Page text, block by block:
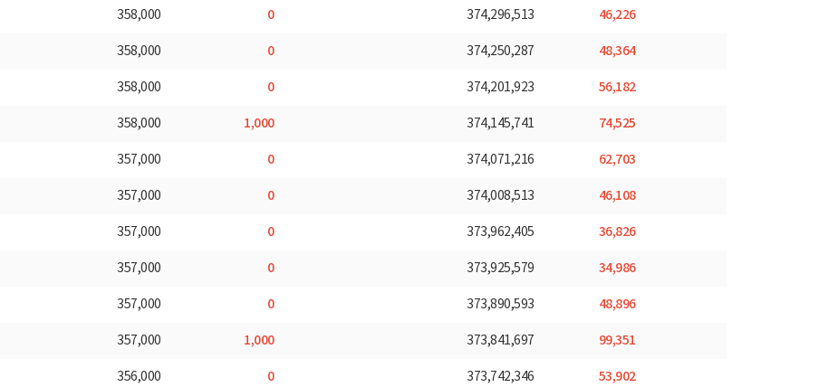
358,000 0 374,296,513 46,226
358,000 0 374,250,287 48,364
358,000 0 374,201,923 56,182
358,000 1,000 374,145,741 74,525
357,000 0 374,071,216 62,703
357,000 0 374,008,513 46,108
357,000 0 373,962,405 36,826
357,000 0 373,925,579 34,986
357,000 0 373,890,593 48,896
357,000 1,000 373,841,697 99,351
356,000 0 373,742,346 53,902